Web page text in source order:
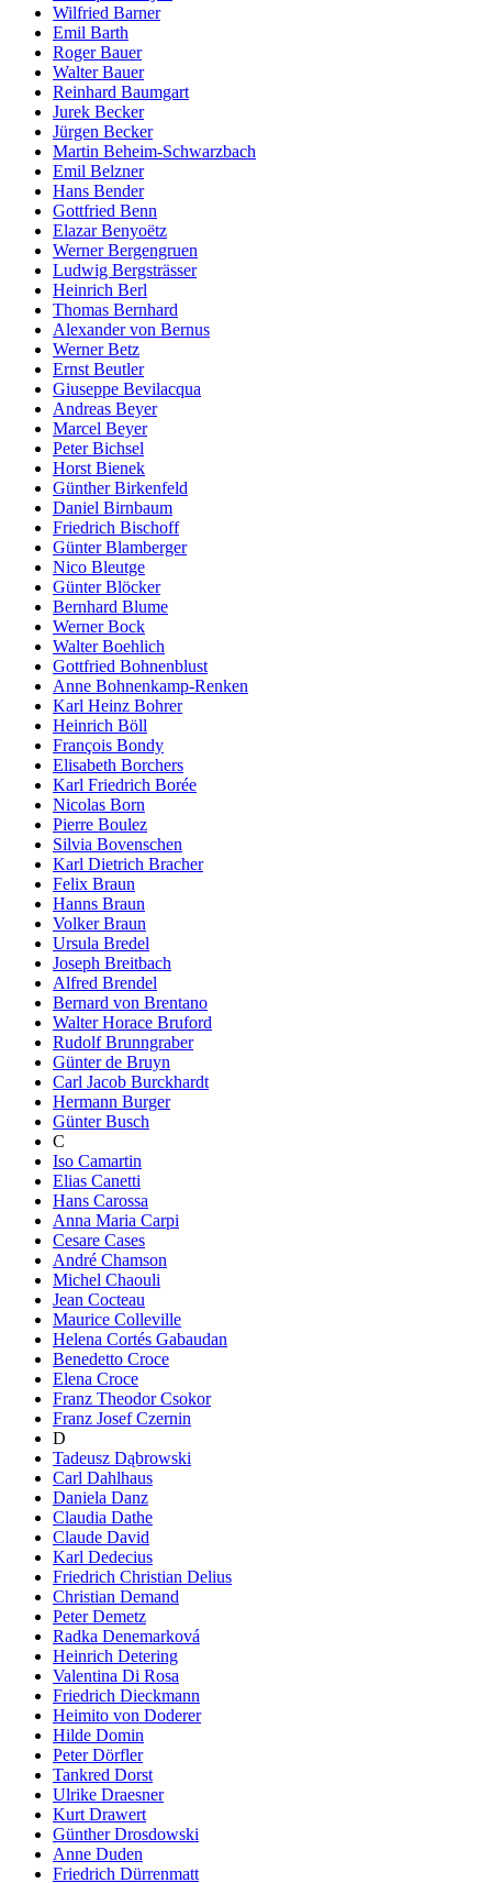
Wilfried Barner
Emil Barth
Roger Bauer
Walter Bauer
Reinhard Baumgart
Jurek Becker
Jürgen Becker
Martin Beheim-Schwarzbach
Emil Belzner
Hans Bender
Gottfried Benn
Elazar Benyoëtz
Werner Bergengruen
Ludwig Bergsträsser
Heinrich Berl
Thomas Bernhard
Alexander von Bernus
Werner Betz
Ernst Beutler
Giuseppe Bevilacqua
Andreas Beyer
Marcel Beyer
Peter Bichsel
Horst Bienek
Günther Birkenfeld
Daniel Birnbaum
Friedrich Bischoff
Günter Blamberger
Nico Bleutge
Günter Blöcker
Bernhard Blume
Werner Bock
Walter Boehlich
Gottfried Bohnenblust
Anne Bohnenkamp-Renken
Karl Heinz Bohrer
Heinrich Böll
François Bondy
Elisabeth Borchers
Karl Friedrich Borée
Nicolas Born
Pierre Boulez
Silvia Bovenschen
Karl Dietrich Bracher
Felix Braun
Hanns Braun
Volker Braun
Ursula Bredel
Joseph Breitbach
Alfred Brendel
Bernard von Brentano
Walter Horace Bruford
Rudolf Brunngraber
Günter de Bruyn
Carl Jacob Burckhardt
Hermann Burger
Günter Busch
C
Iso Camartin
Elias Canetti
Hans Carossa
Anna Maria Carpi
Cesare Cases
André Chamson
Michel Chaouli
Jean Cocteau
Maurice Colleville
Helena Cortés Gabaudan
Benedetto Croce
Elena Croce
Franz Theodor Csokor
Franz Josef Czernin
D
Tadeusz Dąbrowski
Carl Dahlhaus
Daniela Danz
Claudia Dathe
Claude David
Karl Dedecius
Friedrich Christian Delius
Christian Demand
Peter Demetz
Radka Denemarková
Heinrich Detering
Valentina Di Rosa
Friedrich Dieckmann
Heimito von Doderer
Hilde Domin
Peter Dörfler
Tankred Dorst
Ulrike Draesner
Kurt Drawert
Günther Drosdowski
Anne Duden
Friedrich Dürrenmatt